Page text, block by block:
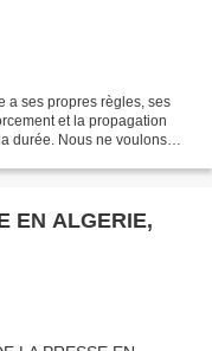
a ses propres règles, ses
et la propagation
durée. Nous ne voulons
EN ALGERIE,